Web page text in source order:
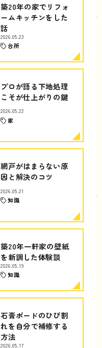
築20年の家でリフォ
ームキッチンをした
話
2026.05.23
台所
プロが語る下地処理
こそが仕上がりの鍵
2026.05.22
家
網戸がはまらない原
因と解決のコツ
2026.05.21
知識
築20年一軒家の壁紙
を新調した体験談
2026.05.19
知識
石膏ボードのひび割
れを自分で補修する
方法
2026.05.17